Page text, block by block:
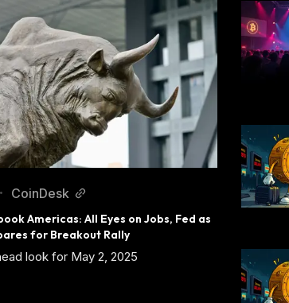
• CoinDesk
Americas: All Eyes on Jobs, Fed as
for Breakout Rally
look for May 2, 2025